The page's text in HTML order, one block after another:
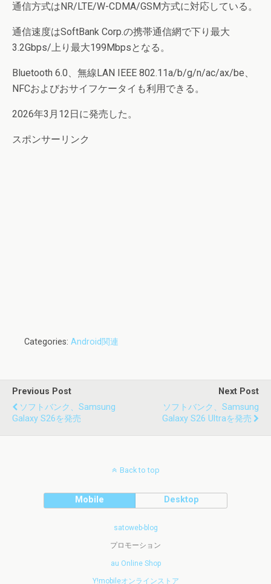
通信方式はNR/LTE/W-CDMA/GSM方式に対応している。
通信速度はSoftBank Corp.の携帯通信網で下り最大
3.2Gbps/上り最大199Mbpsとなる。
Bluetooth 6.0、無線LAN IEEE 802.11a/b/g/n/ac/ax/be、
NFCおよびおサイフケータイも利用できる。
2026年3月12日に発売した。
スポンサーリンク
Categories: Android関連
Previous Post
ソフトバンク、Samsung
Galaxy S26を発売
Next Post
ソフトバンク、Samsung
Galaxy S26 Ultraを発売
Back to top
Mobile Desktop
satoweb-blog
プロモーション
au Online Shop
Y!mobileオンラインストア